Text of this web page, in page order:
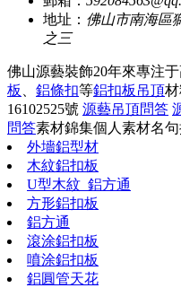
地址： 佛山市南海區
之三
佛山源藝裝飾20年來專注
板
鋁條扣等鋁扣板吊頂材
16102525號 源藝吊頂問答
問答素材錦集個人素材名
外墻鋁型材
木紋鋁扣板
U型木紋_鋁方通
方形鋁扣板
鋁方通
滾涂鋁扣板
噴涂鋁扣板
鋁圓管天花